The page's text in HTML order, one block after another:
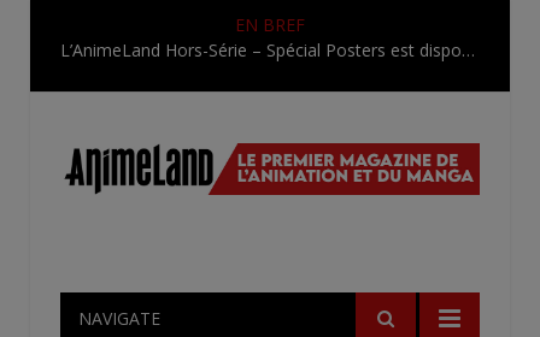
EN BREF
L’AnimeLand Hors-Série – Spécial Posters est disponible !
NAVIGATE